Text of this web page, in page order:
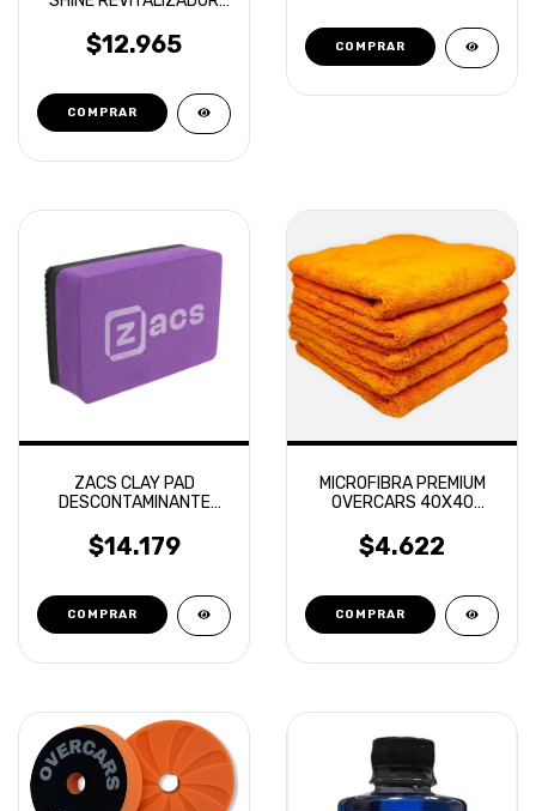
AEROSOL
$12.965
ZACS CLAY PAD
DESCONTAMINANTE
$14.179
MICROFIBRA PREMIUM
OVERCARS 40X40
$4.622